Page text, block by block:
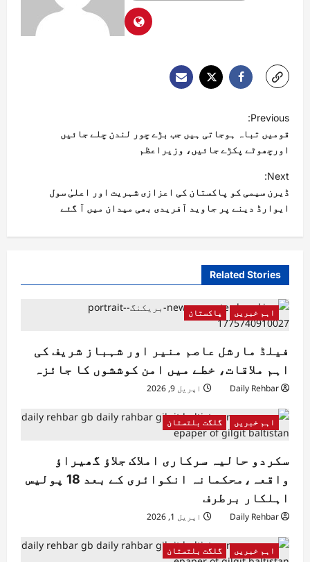
Previous:
قومیں تباہ ہوجاتی ہیں جب بڑے چور لندن چلے جائیں
اورچھوٹے پکڑے جائیں، وزیراعظم
Next:
ڈیرن سیمی کو پاکستان کی اعزازی شہریت اور اعلیٰ سول
ایوارڈ دینے پر جاوید آفریدی بھی میدان میں آ گئے
Related Stories
اہم خبریں پاکستان
فیلڈ مارشل عاصم منیر اور شہباز شریف کی
اہم ملاقات، خطے میں امن کوششوں کا جائزہ
Daily Rehbar اپریل 9, 2026
اہم خبریں گلگت بلتستان
سکردو حالیہ سرکاری املاک جلاؤ گھیراؤ
واقعہ،محکمانہ انکوائری کے بعد 18 پولیس
اہلکار برطرف
Daily Rehbar اپریل 1, 2026
اہم خبریں گلگت بلتستان